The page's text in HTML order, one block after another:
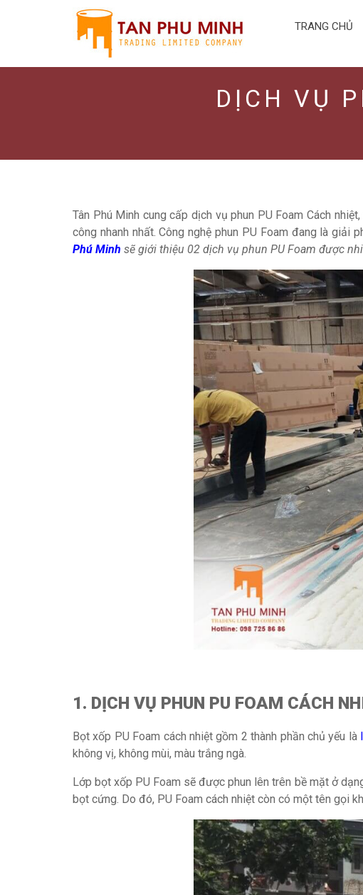
TRANG CHỦ
DỊCH VỤ
Tân Phú Minh cung cấp dịch vụ phun PU Foam Cách
công nhanh nhất. Công nghệ phun PU Foam đang là giải
Phú Minh sẽ giới thiệu 02 dịch vụ phun PU Foam được
1. DỊCH VỤ PHUN PU FOAM CÁCH
Bọt xốp PU Foam cách nhiệt gồm 2 thành phần chủ yếu là
không vị, không mùi, màu trắng ngà.
Lớp bọt xốp PU Foam sẽ được phun lên trên bề mặt ở
bọt cứng. Do đó, PU Foam cách nhiệt còn có một tên gọi